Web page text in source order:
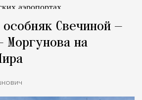
аэропортах.
Свечиной —
Моргунова на